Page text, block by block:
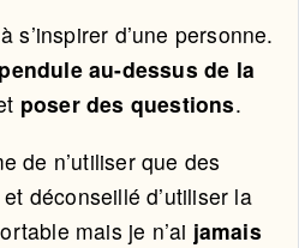
s’inspirer d’une personne.
pendule au-dessus de la
poser des questions.
de n’utiliser que des
déconseillé d’utiliser la
mais je n’ai jamais